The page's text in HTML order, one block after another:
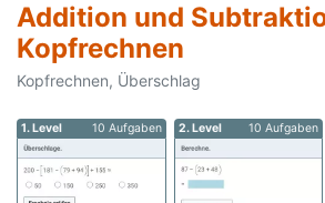
Addition und
Kopfrechnen
Kopfrechnen, Überschlag
1. Level 10 Aufgaben 2. Level 10 Aufgaben